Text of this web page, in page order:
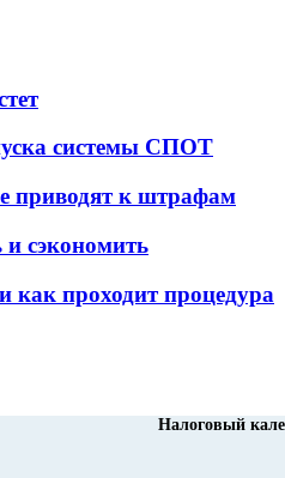
системы СПОТ
приводят к штрафам
сэкономить
проходит процедура
Налоговый